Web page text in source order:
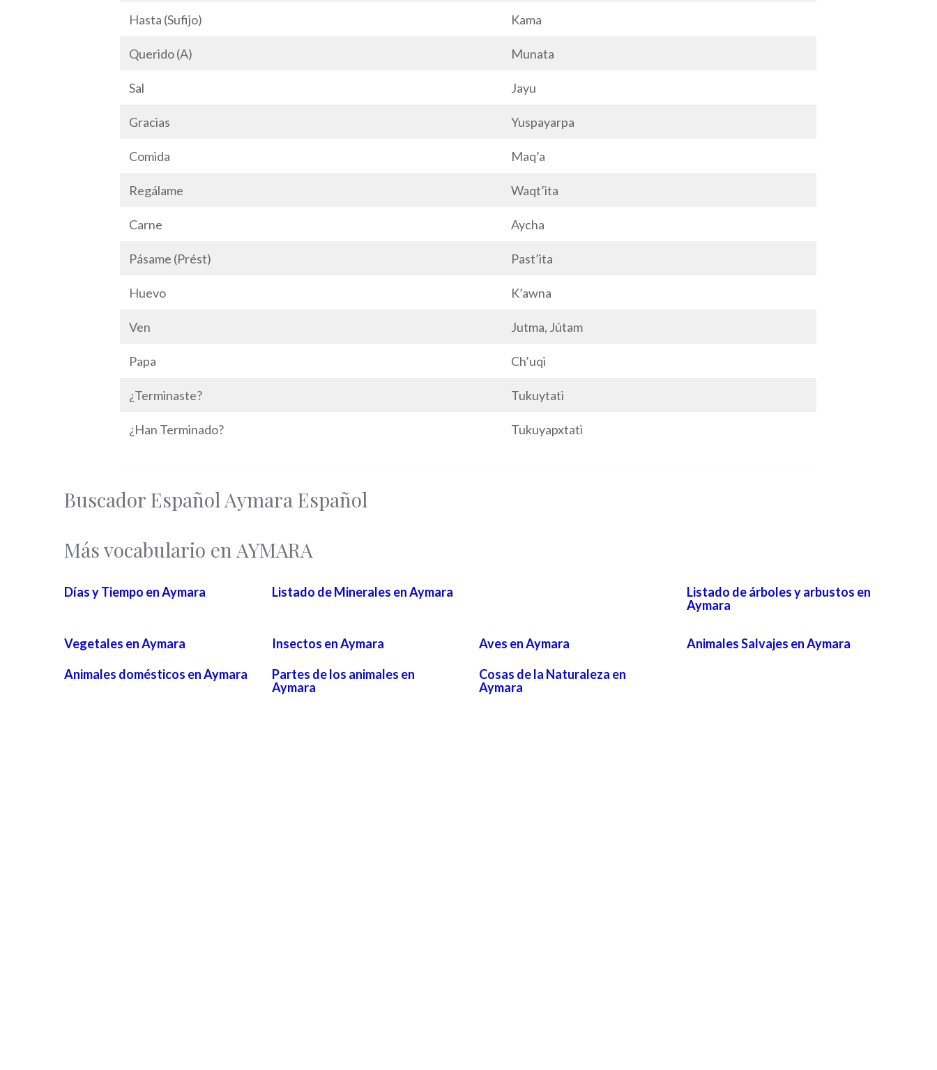
Hasta (Sufijo) Kama
Querido (A) Munata
Sal Jayu
Gracias Yuspayarpa
Comida Maq’a
Regálame Waqt’ita
Carne Aycha
Pásame (Prést) Past’ita
Huevo K’awna
Ven Jutma, Jútam
Papa Ch’uqi
¿Terminaste? Tukuytati
¿Han Terminado? Tukuyapxtati
Buscador Español Aymara Español
Más vocabulario en AYMARA
Días y Tiempo en Aymara Listado de Minerales en Aymara
Listado de árboles y arbustos en
Aymara
Vegetales en Aymara Insectos en Aymara Aves en Aymara
Animales Salvajes en Aymara
Animales domésticos en Aymara
Partes de los animales en
Aymara
Cosas de la Naturaleza en
Aymara